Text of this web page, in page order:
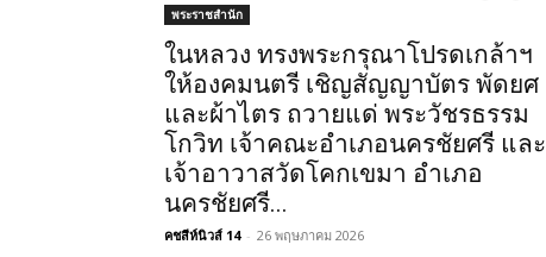
พระราชสำนัก
ในหลวง ทรงพระกรุณาโปรดเกล้าฯ
ให้องคมนตรี เชิญสัญญาบัตร พัดยศ
และผ้าไตร ถวายแด่ พระวัชรธรรม
โกวิท เจ้าคณะอำเภอนครชัยศรี และ
เจ้าอาวาสวัดโคกเขมา อำเภอ
นครชัยศรี...
คชสีห์นิวส์ 14 - 26 พฤษภาคม 2026